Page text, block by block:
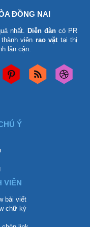
ĐỒNG NAI
nhất. Diễn đàn có PR
viên rao vặt tại thị
lân cận.
Ý
VIÊN
bài viết
chữ ký